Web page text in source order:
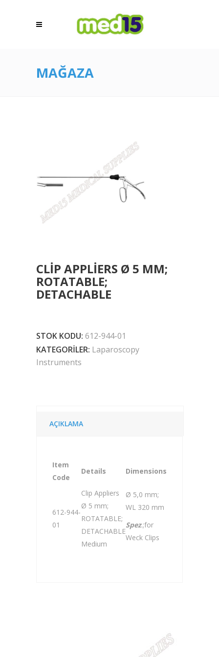
MAĞAZA
CLIP APPLIERS Ø 5 MM;
ROTATABLE;
DETACHABLE
STOK KODU: 612-944-01
KATEGORILER: Laparoscopy
Instruments
AÇIKLAMA
Item
Code
Details Dimensions
612-944-
01
Clip Appliers
Ø 5 mm;
ROTATABLE;
DETACHABLE
Medium
Ø 5,0 mm;
WL 320 mm
Spez.;for
Weck Clips